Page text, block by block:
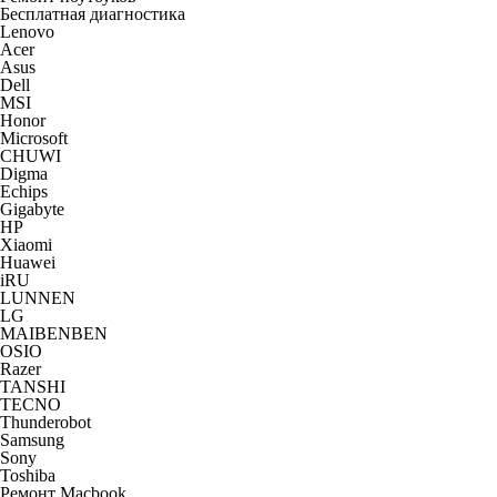
Бесплатная диагностика
Lenovo
Acer
Asus
Dell
MSI
Honor
Microsoft
CHUWI
Digma
Echips
Gigabyte
HP
Xiaomi
Huawei
iRU
LUNNEN
LG
MAIBENBEN
OSIO
Razer
TANSHI
TECNO
Thunderobot
Samsung
Sony
Toshiba
Ремонт Macbook